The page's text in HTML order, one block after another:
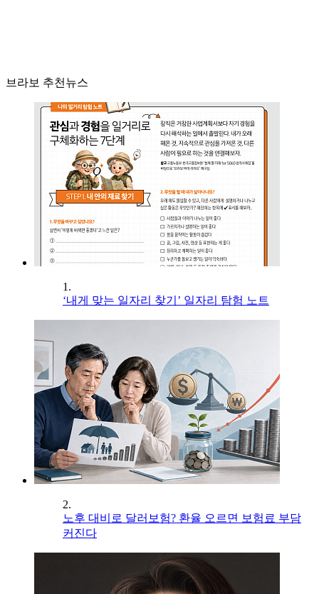
브라보 추천뉴스
1.
‘내게 맞는 일자리 찾기’ 일자리 탐험 노트
2.
노후 대비로 달러보험? 환율 오르면 보험료 부담
커진다